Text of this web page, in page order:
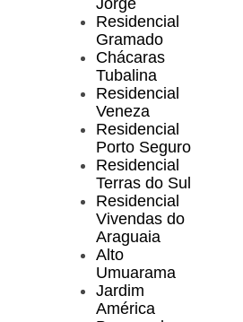
Residencial
Gramado
Chácaras
Tubalina
Residencial
Veneza
Residencial
Porto Seguro
Residencial
Terras do Sul
Residencial
Vivendas do
Araguaia
Alto
Umuarama
Jardim
América